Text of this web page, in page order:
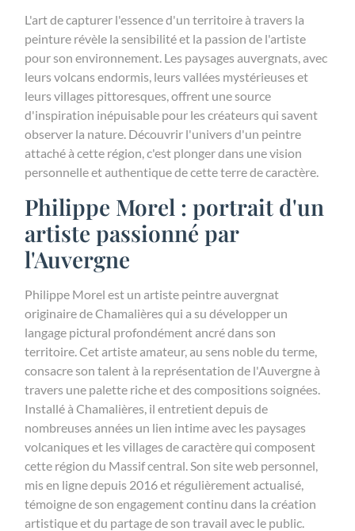
L'art de capturer l'essence d'un territoire à travers la
peinture révèle la sensibilité et la passion de l'artiste
pour son environnement. Les paysages auvergnats, avec
leurs volcans endormis, leurs vallées mystérieuses et
leurs villages pittoresques, offrent une source
d'inspiration inépuisable pour les créateurs qui savent
observer la nature. Découvrir l'univers d'un peintre
attaché à cette région, c'est plonger dans une vision
personnelle et authentique de cette terre de caractère.
Philippe Morel : portrait d'un
artiste passionné par
l'Auvergne
Philippe Morel est un artiste peintre auvergnat
originaire de Chamalières qui a su développer un
langage pictural profondément ancré dans son
territoire. Cet artiste amateur, au sens noble du terme,
consacre son talent à la représentation de l'Auvergne à
travers une palette riche et des compositions soignées.
Installé à Chamalières, il entretient depuis de
nombreuses années un lien intime avec les paysages
volcaniques et les villages de caractère qui composent
cette région du Massif central. Son site web personnel,
mis en ligne depuis 2016 et régulièrement actualisé,
témoigne de son engagement continu dans la création
artistique et du partage de son travail avec le public.